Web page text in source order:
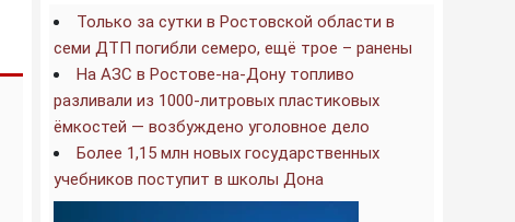
Только за сутки в Ростовской области в
семи ДТП погибли семеро, ещё трое – ранены
На АЗС в Ростове-на-Дону топливо
разливали из 1000-литровых пластиковых
ёмкостей — возбуждено уголовное дело
Более 1,15 млн новых государственных
учебников поступит в школы Дона